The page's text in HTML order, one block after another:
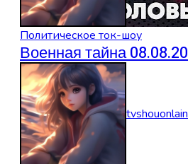
Политическое ток-шоу
Военная тайна